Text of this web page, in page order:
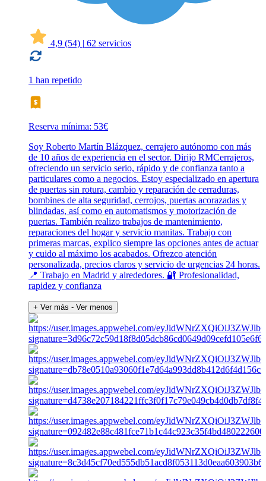
4,9 (54) | 62 servicios
1 han repetido
Reserva mínima: 53€
Soy Roberto Martín Blázquez, cerrajero autónomo con más
de 10 años de experiencia en el sector. Dirijo RMCerrajeros,
ofreciendo un servicio serio, rápido y de confianza tanto a
particulares como a negocios. Estoy especializado en apertura
de puertas sin rotura, cambio y reparación de cerraduras,
bombines de alta seguridad, cerrojos, puertas acorazadas y
blindadas, así como en automatismos y motorización de
puertas. También realizo trabajos de mantenimiento,
reparaciones del hogar y servicio manitas. Trabajo con
primeras marcas, explico siempre las opciones antes de actuar
y cuido al máximo los acabados. Ofrezco atención
personalizada, precios claros y servicio de urgencias 24 horas.
📍 Trabajo en Madrid y alrededores. 🔐 Profesionalidad,
rapidez y confianza
+ Ver más - Ver menos